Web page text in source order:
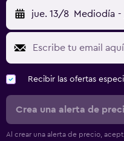
jue. 13/8 Mediodía -
Recibir las ofertas
Crea una alerta de
Al crear una alerta de precio,